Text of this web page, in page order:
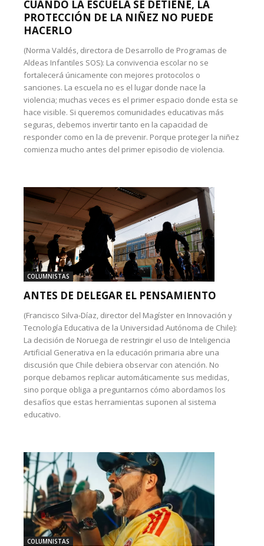
CUANDO LA ESCUELA SE DETIENE, LA
PROTECCIÓN DE LA NIÑEZ NO PUEDE
HACERLO
(Norma Valdés, directora de Desarrollo de Programas de
Aldeas Infantiles SOS): La convivencia escolar no se
fortalecerá únicamente con mejores protocolos o
sanciones. La escuela no es el lugar donde nace la
violencia; muchas veces es el primer espacio donde esta se
hace visible. Si queremos comunidades educativas más
seguras, debemos invertir tanto en la capacidad de
responder como en la de prevenir. Porque proteger la niñez
comienza mucho antes del primer episodio de violencia.
COLUMNISTAS
ANTES DE DELEGAR EL PENSAMIENTO
(Francisco Silva-Díaz, director del Magíster en Innovación y
Tecnología Educativa de la Universidad Autónoma de Chile):
La decisión de Noruega de restringir el uso de Inteligencia
Artificial Generativa en la educación primaria abre una
discusión que Chile debiera observar con atención. No
porque debamos replicar automáticamente sus medidas,
sino porque obliga a preguntarnos cómo abordamos los
desafíos que estas herramientas suponen al sistema
educativo.
COLUMNISTAS